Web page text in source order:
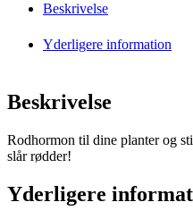
Beskrivelse
Yderligere information
Beskrivelse
Rodhormon til dine planter og
slår rødder!
Yderligere